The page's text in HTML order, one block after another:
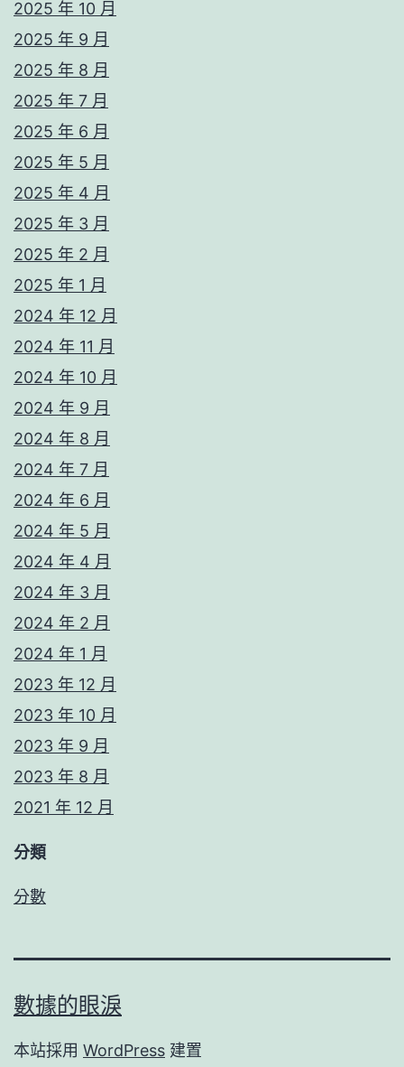
2025 年 10 月
2025 年 9 月
2025 年 8 月
2025 年 7 月
2025 年 6 月
2025 年 5 月
2025 年 4 月
2025 年 3 月
2025 年 2 月
2025 年 1 月
2024 年 12 月
2024 年 11 月
2024 年 10 月
2024 年 9 月
2024 年 8 月
2024 年 7 月
2024 年 6 月
2024 年 5 月
2024 年 4 月
2024 年 3 月
2024 年 2 月
2024 年 1 月
2023 年 12 月
2023 年 10 月
2023 年 9 月
2023 年 8 月
2021 年 12 月
分類
分數
數據的眼淚
本站採用 WordPress 建置